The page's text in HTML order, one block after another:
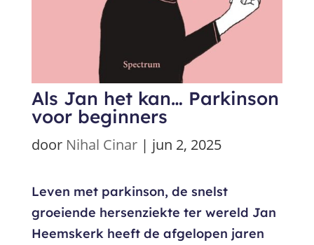
Als Jan het kan… Parkinson
voor beginners
door Nihal Cinar| jun 2, 2025
Leven met parkinson, de snelst
groeiende hersenziekte ter wereld Jan
Heemskerk heeft de afgelopen jaren